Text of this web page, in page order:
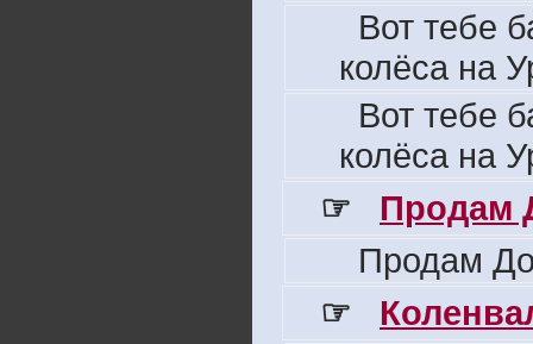
Вот тебе
колёса на
Вот тебе
колёса на
☞
Продам
Продам
☞